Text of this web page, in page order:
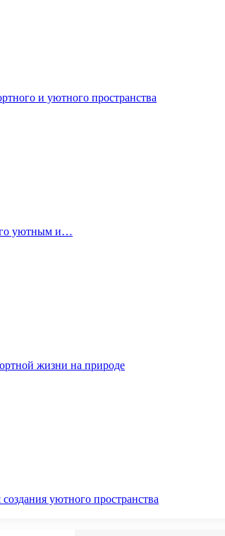
и уютного пространства
его уютным и…
жизни на природе
уютного пространства